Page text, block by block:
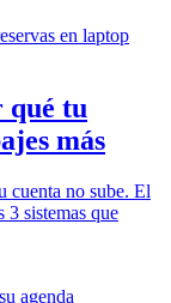
qué tu
más
cuenta no sube. El
3 sistemas que